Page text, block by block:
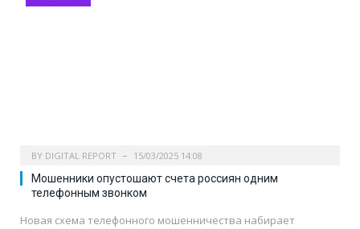
BY DIGITAL REPORT 15/03/2025 14:08
Мошенники опустошают счета россиян одним
телефонным звонком
Новая схема телефонного мошенничества набирает